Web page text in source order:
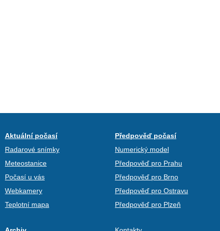
Aktuální počasí
Radarové snímky
Meteostanice
Počasí u vás
Webkamery
Teplotní mapa
Předpověď počasí
Numerický model
Předpověď pro Prahu
Předpověď pro Brno
Předpověď pro Ostravu
Předpověď pro Plzeň